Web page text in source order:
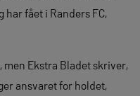
har fået i Randers FC,
Ekstra Bladet skriver,
ansvaret for holdet,